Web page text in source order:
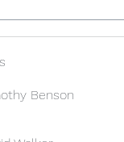
Benson